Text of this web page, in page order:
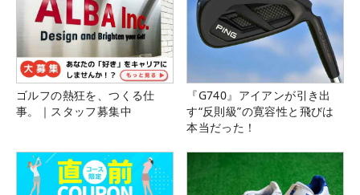
ゴルフの熱狂を、つくる仕
事。｜スタッフ募集中
『G740』アイアンが引き出
す“反則級”の寛容性と飛びは
本当だった！